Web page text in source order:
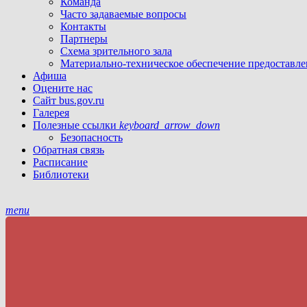
Часто задаваемые вопросы
Контакты
Партнеры
Схема зрительного зала
Материально-техническое обеспечение
Афиша
Оцените нас
Сайт bus.gov.ru
Галерея
Полезные ссылки keyboard_arrow_down
Безопасность
Обратная связь
Расписание
Библиотеки
menu